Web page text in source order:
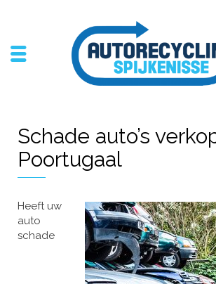
Schade auto’s
Poortugaal
Heeft uw
auto
schade